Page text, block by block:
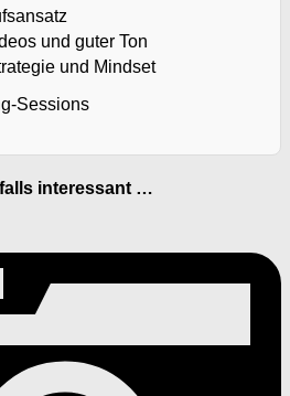
und guter Ton
und Mindset
Sessions
interessant …